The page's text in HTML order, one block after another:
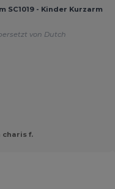
SC1019 - Kinder Kurzarm
von Dutch
charis f.